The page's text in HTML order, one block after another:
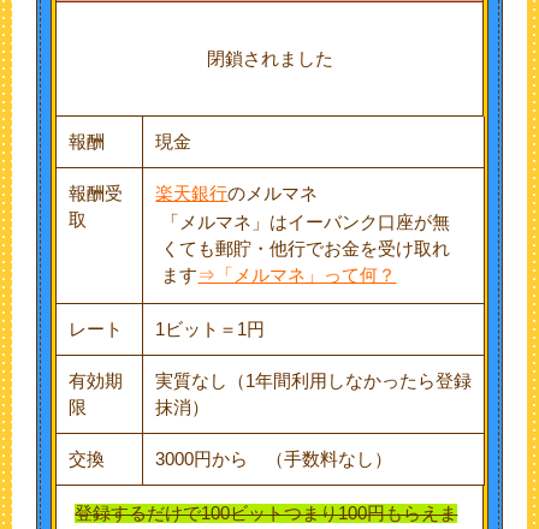
閉鎖されました
報酬 現金
報酬受
取
楽天銀行のメルマネ
「メルマネ」はイーバンク口座が無
くても郵貯・他行でお金を受け取れ
ます⇒「メルマネ」って何？
レート 1ビット＝1円
有効期
限
実質なし（1年間利用しなかったら登録
抹消）
交換 3000円から （手数料なし）
登録するだけで100ビットつまり100円もらえま